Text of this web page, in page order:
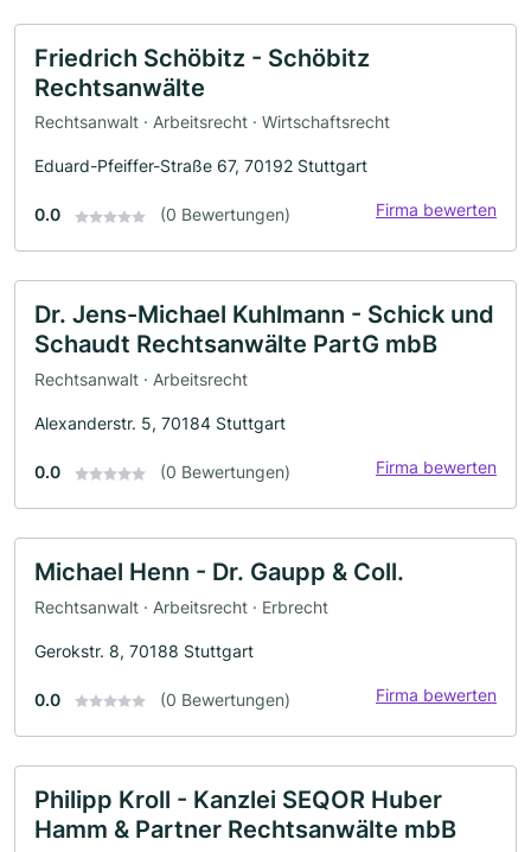
Friedrich Schöbitz - Schöbitz
Rechtsanwälte
Rechtsanwalt · Arbeitsrecht · Wirtschaftsrecht
Eduard-Pfeiffer-Straße 67, 70192 Stuttgart
0.0 (0 Bewertungen) Firma bewerten
Dr. Jens-Michael Kuhlmann - Schick und
Schaudt Rechtsanwälte PartG mbB
Rechtsanwalt · Arbeitsrecht
Alexanderstr. 5, 70184 Stuttgart
0.0 (0 Bewertungen) Firma bewerten
Michael Henn - Dr. Gaupp & Coll.
Rechtsanwalt · Arbeitsrecht · Erbrecht
Gerokstr. 8, 70188 Stuttgart
0.0 (0 Bewertungen) Firma bewerten
Philipp Kroll - Kanzlei SEQOR Huber
Hamm & Partner Rechtsanwälte mbB